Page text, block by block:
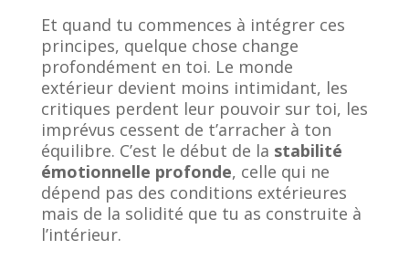
Et quand tu commences à intégrer ces
principes, quelque chose change
profondément en toi. Le monde
extérieur devient moins intimidant, les
critiques perdent leur pouvoir sur toi, les
imprévus cessent de t’arracher à ton
équilibre. C’est le début de la stabilité
émotionnelle profonde, celle qui ne
dépend pas des conditions extérieures
mais de la solidité que tu as construite à
l’intérieur.